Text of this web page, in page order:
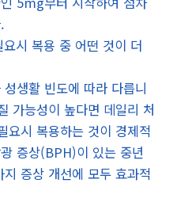
시 복용 중 어떤 것이 더
생활 빈도에 따라 다릅니
가능성이 높다면 데일리 처
요시 복용하는 것이 경제적
증상(BPH)이 있는 중년
증상 개선에 모두 효과적